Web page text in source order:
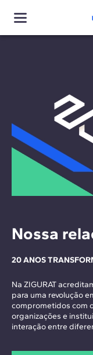
Nossa
20 ANOS
Na ZIGURAT
para uma revolução
comprometidos com
organizações e
interação entre